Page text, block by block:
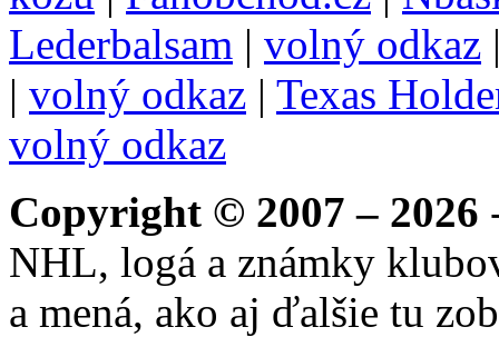
Lederbalsam | volný odkaz
| volný odkaz | Texas
volný odkaz
Copyright © 2007 – 2026
NHL, logá a známky
a mená, ako aj ďalšie tu